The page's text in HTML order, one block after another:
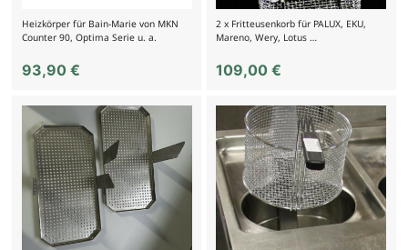
Heizkörper für Bain-Marie von MKN
Counter 90, Optima Serie u. a.
93,90 €
2 x Fritteusenkorb für PALUX, EKU,
Mareno, Wery, Lotus …
109,00€